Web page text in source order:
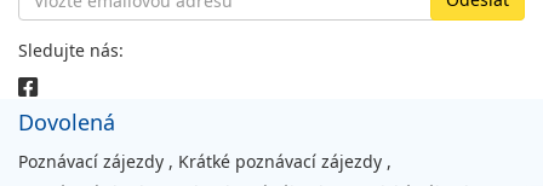
Sledujte nás:
Dovolená
Poznávací zájezdy , Krátké poznávací zájezdy ,